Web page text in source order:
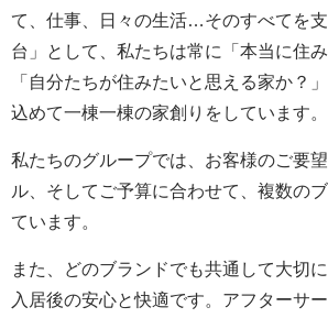
て、仕事、日々の生活…そのすべてを
台」として、私たちは常に「本当に住み
「自分たちが住みたいと思える家か？
込めて一棟一棟の家創りをしています。
私たちのグループでは、お客様のご要
ル、そしてご予算に合わせて、複数の
ています。
また、どのブランドでも共通して大切
入居後の安心と快適です。アフターサ